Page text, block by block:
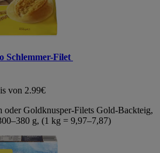
Schlemmer-Filet
von 2.99€
oder Goldknusper-Filets Gold-Backteig,
g, (1 kg = 9,97–7,87)